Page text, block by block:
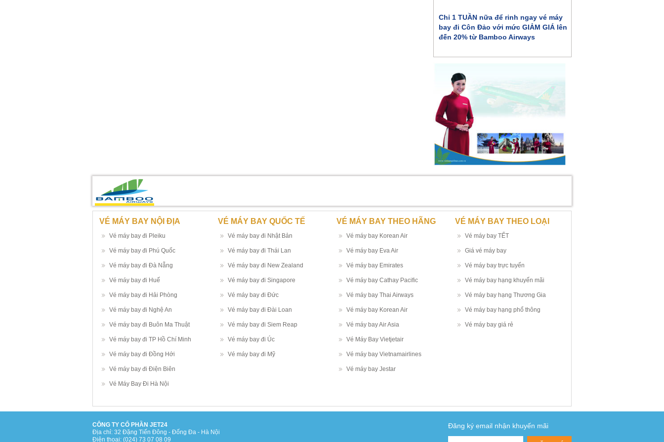
Chỉ 1 TUẦN nữa để rinh ngay vé máy
bay đi Côn Đảo với mức GIẢM GIÁ lên
đến 20% từ Bamboo Airways
VÉ MÁY BAY NỘI ĐỊA
Vé máy bay đi Pleiku
Vé máy bay đi Phú Quốc
Vé máy bay đi Đà Nẵng
Vé máy bay đi Huế
Vé máy bay đi Hải Phòng
Vé máy bay đi Nghệ An
Vé máy bay đi Buôn Ma Thuật
Vé máy bay đi TP Hồ Chí Minh
Vé máy bay đi Đồng Hới
Vé máy bay đi Điện Biên
Vé Máy Bay Đi Hà Nội
VÉ MÁY BAY QUỐC TẾ
Vé máy bay đi Nhật Bản
Vé máy bay đi Thái Lan
Vé máy bay đi New Zealand
Vé máy bay đi Singapore
Vé máy bay đi Đức
Vé máy bay đi Đài Loan
Vé máy bay đi Siem Reap
Vé máy bay đi Úc
Vé máy bay đi Mỹ
VÉ MÁY BAY THEO HÃNG
Vé máy bay Korean Air
Vé máy bay Eva Air
Vé máy bay Emirates
Vé máy bay Cathay Pacific
Vé máy bay Thai Airways
Vé máy bay Korean Air
Vé máy bay Air Asia
Vé Máy Bay Vietjetair
Vé máy bay Vietnamairlines
Vé máy bay Jestar
VÉ MÁY BAY THEO LOẠI
Vé máy bay TẾT
Giá vé máy bay
Vé máy bay trực tuyến
Vé máy bay hạng khuyến mãi
Vé máy bay hạng Thương Gia
Vé máy bay hạng phổ thông
Vé máy bay giá rẻ
CÔNG TY CỔ PHẦN JET24
Địa chỉ: 32 Đặng Tiến Đông - Đống Đa - Hà Nội
Điện thoại: (024) 73 07 08 09
Đăng ký email nhận khuyến mãi